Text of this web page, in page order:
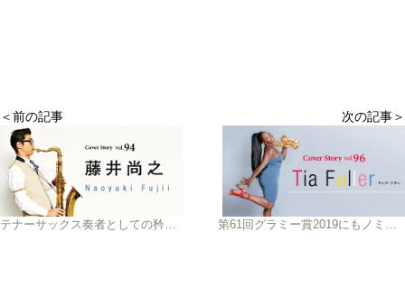
＜前の記事 次の記事＞